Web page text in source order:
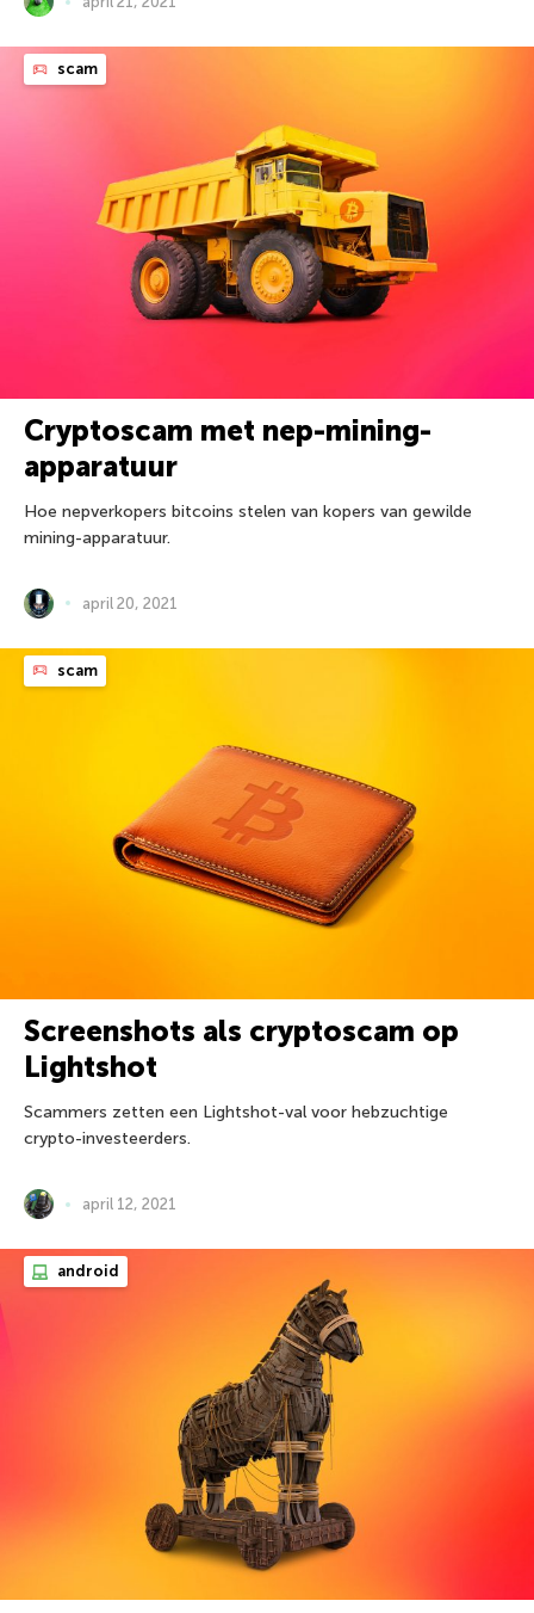
scam
Cryptoscam met nep-mining-
apparatuur
Hoe nepverkopers bitcoins stelen van kopers van gewilde
mining-apparatuur.
april 20, 2021
scam
Screenshots als cryptoscam op
Lightshot
Scammers zetten een Lightshot-val voor hebzuchtige
crypto-investeerders.
april 12, 2021
android